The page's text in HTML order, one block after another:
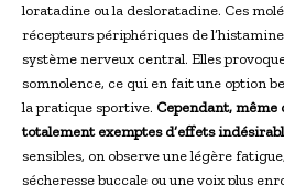
loratadine ou la desloratadine. Ces
récepteurs périphériques de
système nerveux central. Elles
somnolence, ce qui en fait une option
la pratique sportive. Cependant, même
totalement exemptes d’effets
sensibles, on observe une légère
sécheresse buccale ou une voix plus